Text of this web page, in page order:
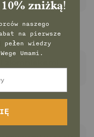
10% zniżką!
naszego
na pierwsze
wiedzy
Umami.